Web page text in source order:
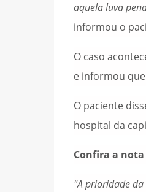
aquela luva
informou o
O caso
e informou
O paciente
hospital da
Confira a
"A prioridade